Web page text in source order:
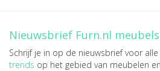
Nieuwsbrief Furn.nl
Schrijf je in op de nieuwsbrief voor alle
trends op het gebied van meubelen